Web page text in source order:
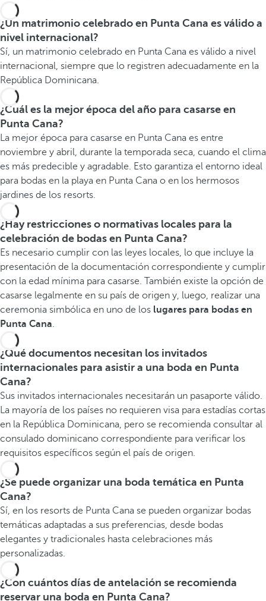
¿Un matrimonio celebrado en Punta Cana es válido a
nivel internacional?
Sí, un matrimonio celebrado en Punta Cana es válido a nivel
internacional, siempre que lo registren adecuadamente en la
República Dominicana.
¿Cuál es la mejor época del año para casarse en
Punta Cana?
La mejor época para casarse en Punta Cana es entre
noviembre y abril, durante la temporada seca, cuando el clima
es más predecible y agradable. Esto garantiza el entorno ideal
para bodas en la playa en Punta Cana o en los hermosos
jardines de los resorts.
¿Hay restricciones o normativas locales para la
celebración de bodas en Punta Cana?
Es necesario cumplir con las leyes locales, lo que incluye la
presentación de la documentación correspondiente y cumplir
con la edad mínima para casarse. También existe la opción de
casarse legalmente en su país de origen y, luego, realizar una
ceremonia simbólica en uno de los lugares para bodas en
Punta Cana.
¿Qué documentos necesitan los invitados
internacionales para asistir a una boda en Punta
Cana?
Sus invitados internacionales necesitarán un pasaporte válido.
La mayoría de los países no requieren visa para estadías cortas
en la República Dominicana, pero se recomienda consultar al
consulado dominicano correspondiente para verificar los
requisitos específicos según el país de origen.
¿Se puede organizar una boda temática en Punta
Cana?
Sí, en los resorts de Punta Cana se pueden organizar bodas
temáticas adaptadas a sus preferencias, desde bodas
elegantes y tradicionales hasta celebraciones más
personalizadas.
¿Con cuántos días de antelación se recomienda
reservar una boda en Punta Cana?